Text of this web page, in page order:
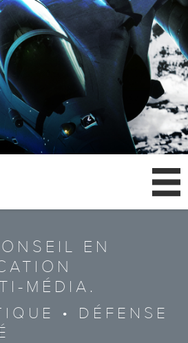
AGENCE
CLIENTS
NEWS
EN
MÉDIA.
• DÉFENSE